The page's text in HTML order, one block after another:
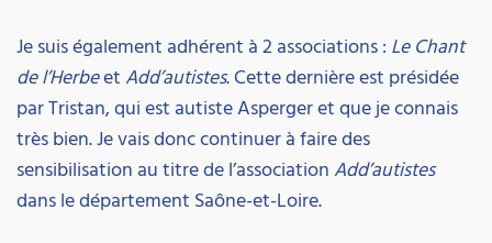
Je suis également adhérent à 2 associations : Le Chant
de l’HerbeetAdd’autistes. Cette dernière est présidée
par Tristan, qui est autiste Asperger et que je connais
très bien. Je vais donc continuer à faire des
sensibilisation au titre de l’associationAdd’autistes
dans le département Saône-et-Loire.